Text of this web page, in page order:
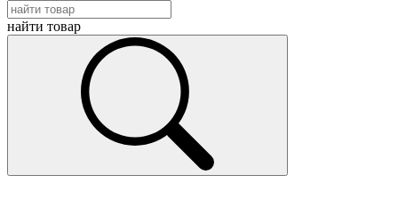
найти товар